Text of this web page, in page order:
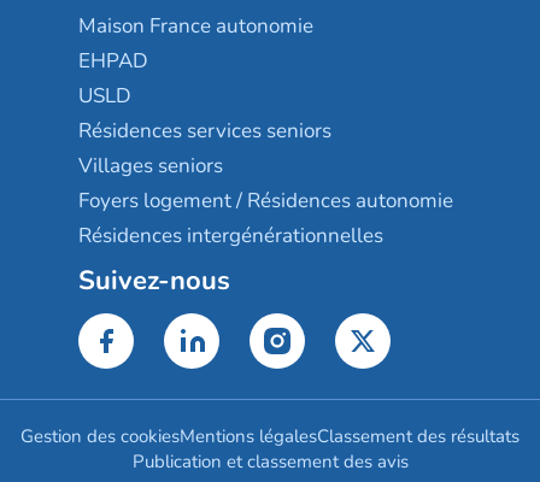
Maison France autonomie
EHPAD
USLD
Résidences services seniors
Villages seniors
Foyers logement / Résidences autonomie
Résidences intergénérationnelles
Suivez-nous
Gestion des cookiesMentions légalesClassement des résultats
Publication et classement des avis